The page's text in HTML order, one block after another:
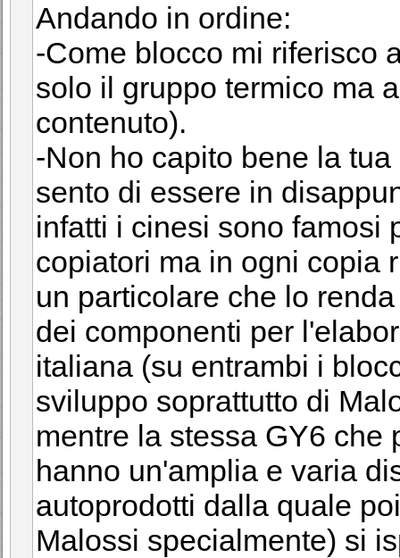
Andando in ordine:
-Come blocco mi riferisco
solo il gruppo termico ma
contenuto).
-Non ho capito bene la
sento di essere in
infatti i cinesi sono famosi
copiatori ma in ogni copia
un particolare che lo
dei componenti per
italiana (su entrambi i
sviluppo soprattutto di
mentre la stessa GY6 che
hanno un'amplia e varia
autoprodotti dalla quale
Malossi specialmente) si